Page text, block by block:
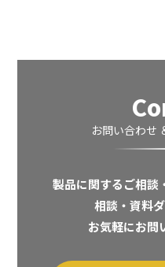
お問い合わせ
製品に関するご相談
相談・資料
お気軽にお問